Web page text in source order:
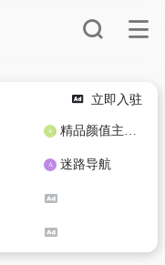
立即入驻
精品颜值主播定制
迷路导航